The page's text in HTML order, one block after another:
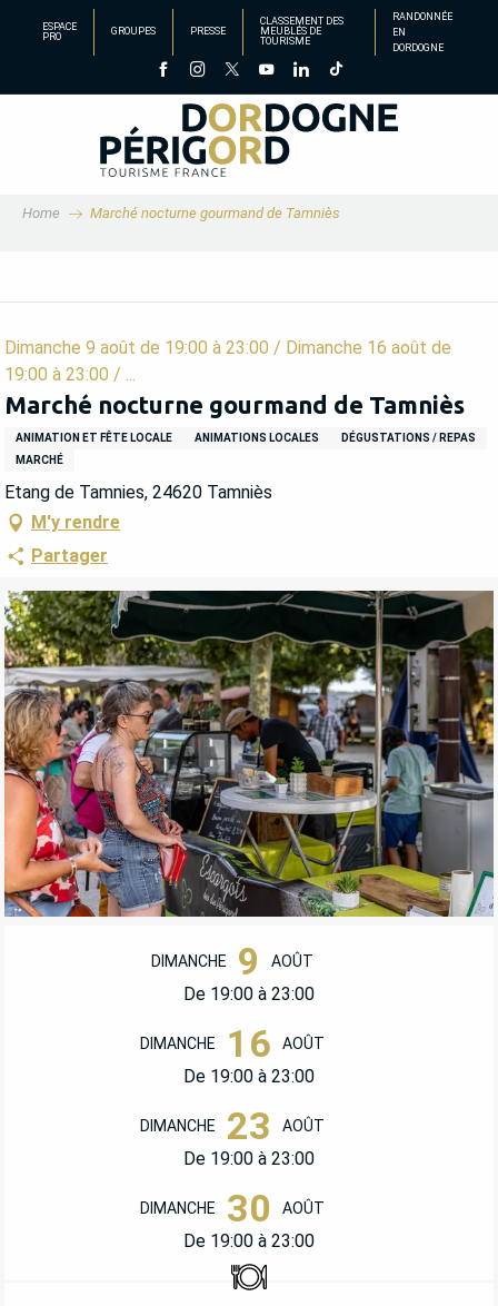
principal
ESPACE
PRO
GROUPES PRESSE
CLASSEMENT DES
MEUBLÉS DE
TOURISME
RANDONNÉE
EN
DORDOGNE
Home Marché nocturne gourmand de Tamniès
Dimanche 9 août de 19:00 à 23:00 / Dimanche 16 août de
19:00 à 23:00 / ...
Marché nocturne gourmand de Tamniès
ANIMATION ET FÊTE LOCALE ANIMATIONS LOCALES
DÉGUSTATIONS / REPAS
MARCHÉ
Etang de Tamnies, 24620 Tamniès
M'y rendre
Partager
OUVERTURE ET COORDONNÉES
DIMANCHE 9 AOÛT
De 19:00 à 23:00
DIMANCHE 16 AOÛT
De 19:00 à 23:00
DIMANCHE 23 AOÛT
De 19:00 à 23:00
DIMANCHE 30 AOÛT
De 19:00 à 23:00
Restaurant